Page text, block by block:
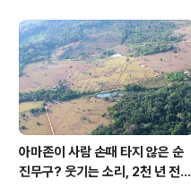
아마존이 사람 손때 타지 않은 순
진무구? 웃기는 소리, 2천 년 전에